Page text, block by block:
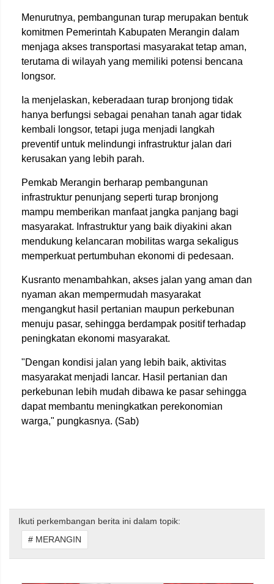
Menurutnya, pembangunan turap merupakan bentuk
komitmen Pemerintah Kabupaten Merangin dalam
menjaga akses transportasi masyarakat tetap aman,
terutama di wilayah yang memiliki potensi bencana
longsor.
Ia menjelaskan, keberadaan turap bronjong tidak
hanya berfungsi sebagai penahan tanah agar tidak
kembali longsor, tetapi juga menjadi langkah
preventif untuk melindungi infrastruktur jalan dari
kerusakan yang lebih parah.
Pemkab Merangin berharap pembangunan
infrastruktur penunjang seperti turap bronjong
mampu memberikan manfaat jangka panjang bagi
masyarakat. Infrastruktur yang baik diyakini akan
mendukung kelancaran mobilitas warga sekaligus
memperkuat pertumbuhan ekonomi di pedesaan.
Kusranto menambahkan, akses jalan yang aman dan
nyaman akan mempermudah masyarakat
mengangkut hasil pertanian maupun perkebunan
menuju pasar, sehingga berdampak positif terhadap
peningkatan ekonomi masyarakat.
"Dengan kondisi jalan yang lebih baik, aktivitas
masyarakat menjadi lancar. Hasil pertanian dan
perkebunan lebih mudah dibawa ke pasar sehingga
dapat membantu meningkatkan perekonomian
warga," pungkasnya. (Sab)
Ikuti perkembangan berita ini dalam topik:
# MERANGIN